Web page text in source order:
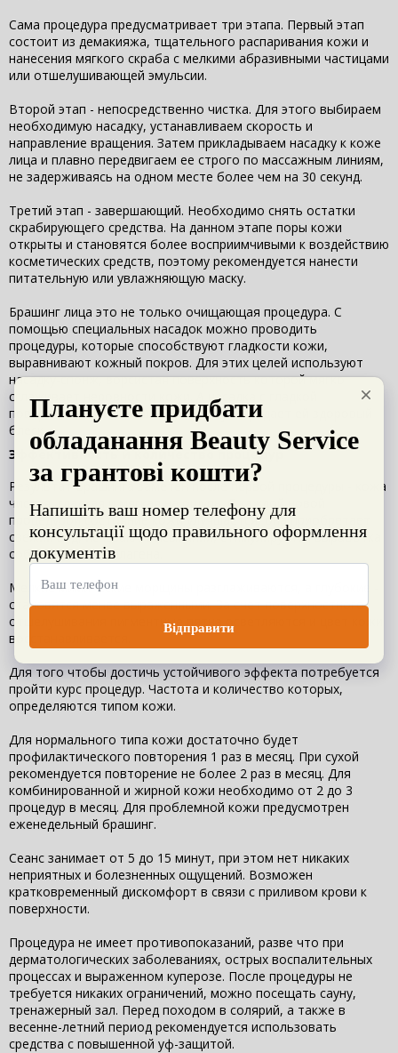
Сама процедура предусматривает три этапа. Первый этап
состоит из демакияжа, тщательного распаривания кожи и
нанесения мягкого скраба с мелкими абразивными частицами
или отшелушивающей эмульсии.
Второй этап - непосредственно чистка. Для этого выбираем
необходимую насадку, устанавливаем скорость и
направление вращения. Затем прикладываем насадку к коже
лица и плавно передвигаем ее строго по массажным линиям,
не задерживаясь на одном месте более чем на 30 секунд.
Третий этап - завершающий. Необходимо снять остатки
скрабирующего средства. На данном этапе поры кожи
открыты и становятся более восприимчивыми к воздействию
косметических средств, поэтому рекомендуется нанести
питательную или увлажняющую маску.
Брашинг лица это не только очищающая процедура. С
помощью специальных насадок можно проводить
процедуры, которые способствуют гладкости кожи,
выравнивают кожный покров. Для этих целей используют
насадку-спонж, ворсистая поверхность которой мягко
сглаживает неровности кожи. А насадка с гладкой
поверхностью мягко шлифует кожу и придает ей здоровый
блеск.
Эффективность и количество процедур
Результат брашинга заметен после первой процедуры - кожа
чистая, гладкая и мягкая на ощупь. С каждой новой
процедурой состояние кожи улучшается, она приобретает
свежий вид, исчезают высыпания, стимулируется выработка
собственного коллагена.
Мелкие мимические морщины разглаживаются, а глубокие -
становятся менее выраженными. За счет поверхностного
отшелушивания пигментные пятна осветляются и цвет кожи
восстанавливается.
Для того чтобы достичь устойчивого эффекта потребуется
пройти курс процедур. Частота и количество которых,
определяются типом кожи.
Для нормального типа кожи достаточно будет
профилактического повторения 1 раз в месяц. При сухой
рекомендуется повторение не более 2 раз в месяц. Для
комбинированной и жирной кожи необходимо от 2 до 3
процедур в месяц. Для проблемной кожи предусмотрен
еженедельный брашинг.
Сеанс занимает от 5 до 15 минут, при этом нет никаких
неприятных и болезненных ощущений. Возможен
кратковременный дискомфорт в связи с приливом крови к
поверхности.
Процедура не имеет противопоказаний, разве что при
дерматологических заболеваниях, острых воспалительных
процессах и выраженном куперозе. После процедуры не
требуется никаких ограничений, можно посещать сауну,
тренажерный зал. Перед походом в солярий, а также в
весенне-летний период рекомендуется использовать
средства с повышенной уф-защитой.